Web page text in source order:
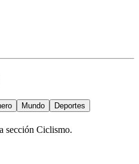
Mundo
Deportes
sección Ciclismo.